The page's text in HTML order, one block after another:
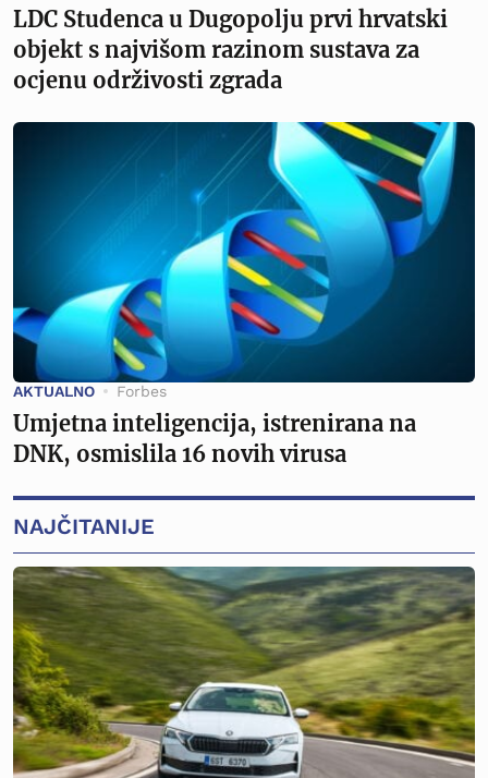
LDC Studenca u Dugopolju prvi hrvatski
objekt s najvišom razinom sustava za
ocjenu održivosti zgrada
AKTUALNO Forbes
Umjetna inteligencija, istrenirana na
DNK, osmislila 16 novih virusa
NAJČITANIJE